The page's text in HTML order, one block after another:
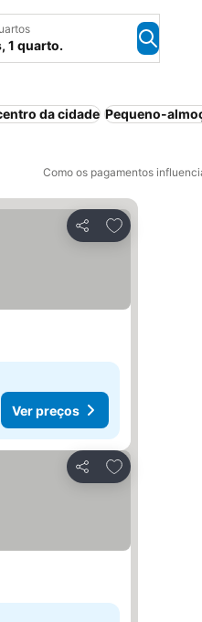
1 quarto.
da cidade Pequeno-
Como os pagamentos
Partilhar
Adicionar aos
Ver preços
Partilhar
Adicionar aos